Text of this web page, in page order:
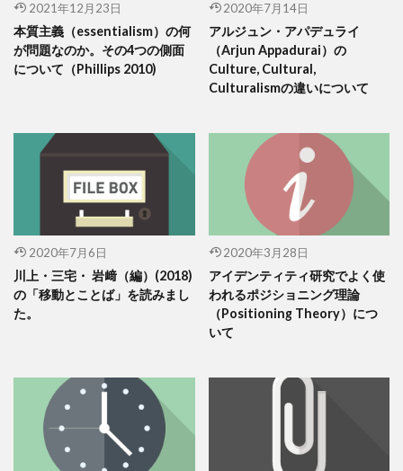
2021年12月23日
本質主義（essentialism）の何
が問題なのか。その4つの側面
について（Phillips 2010)
2020年7月14日
アルジュン・アパデュライ
（Arjun Appadurai）の
Culture, Cultural,
Culturalismの違いについて
2020年7月6日
川上・三宅・ 岩﨑（編）(2018)
の「移動とことば」を読みまし
た。
2020年3月28日
アイデンティティ研究でよく使
われるポジショニング理論
（Positioning Theory）につ
いて